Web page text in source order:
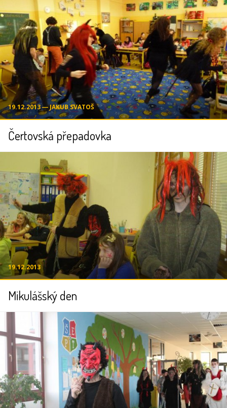
19.12.2013 ― JAKUB SVATOŠ
Čertovská přepadovka
19.12.2013
Mikulášský den